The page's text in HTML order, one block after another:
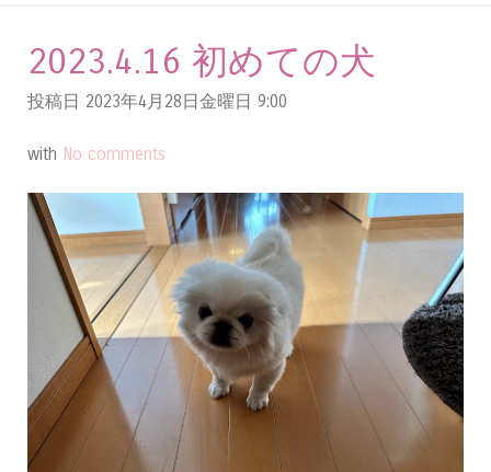
2023.4.16 初めての犬
投稿日 2023年4月28日金曜日 9:00
with No comments